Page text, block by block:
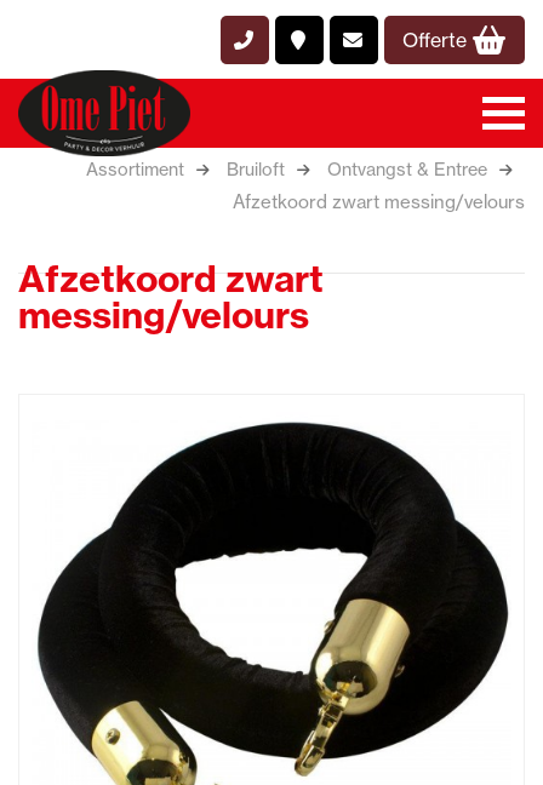
Offerte
Assortiment Bruiloft Ontvangst & Entree
Afzetkoord zwart messing/velours
Afzetkoord zwart
messing/velours